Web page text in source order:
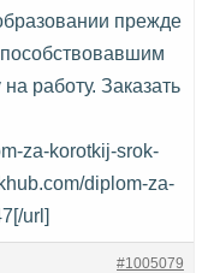
прежде
работу. Заказать
za-korotkij-srok-
diplom-za-
url]
#1005079